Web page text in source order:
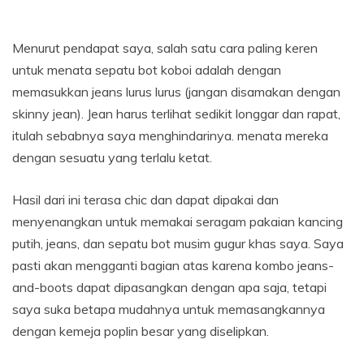
Menurut pendapat saya, salah satu cara paling keren
untuk menata sepatu bot koboi adalah dengan
memasukkan jeans lurus lurus (jangan disamakan dengan
skinny jean). Jean harus terlihat sedikit longgar dan rapat,
itulah sebabnya saya menghindarinya. menata mereka
dengan sesuatu yang terlalu ketat.
Hasil dari ini terasa chic dan dapat dipakai dan
menyenangkan untuk memakai seragam pakaian kancing
putih, jeans, dan sepatu bot musim gugur khas saya. Saya
pasti akan mengganti bagian atas karena kombo jeans-
and-boots dapat dipasangkan dengan apa saja, tetapi
saya suka betapa mudahnya untuk memasangkannya
dengan kemeja poplin besar yang diselipkan.